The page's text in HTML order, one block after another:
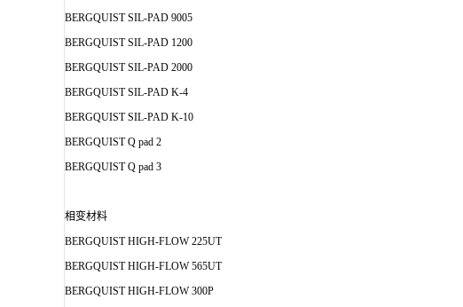
BERGQUIST SIL-PAD 9005
BERGQUIST SIL-PAD 1200
BERGQUIST SIL-PAD 2000
BERGQUIST SIL-PAD K-4
BERGQUIST SIL-PAD K-10
BERGQUIST Q pad 2
BERGQUIST Q pad 3
相变材料
BERGQUIST HIGH-FLOW 225UT
BERGQUIST HIGH-FLOW 565UT
BERGQUIST HIGH-FLOW 300P